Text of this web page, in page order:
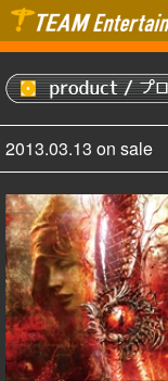
2013.03.13 on sale